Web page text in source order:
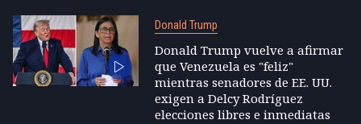
Donald Trump
Donald Trump vuelve a afirmar
que Venezuela es "feliz"
mientras senadores de EE. UU.
exigen a Delcy Rodríguez
elecciones libres e inmediatas